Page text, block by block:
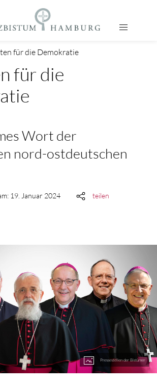
für die Demokratie
für die
Wort der
nord-ostdeutschen
19. Januar 2024
teilen
Pressestellen der Bistümer